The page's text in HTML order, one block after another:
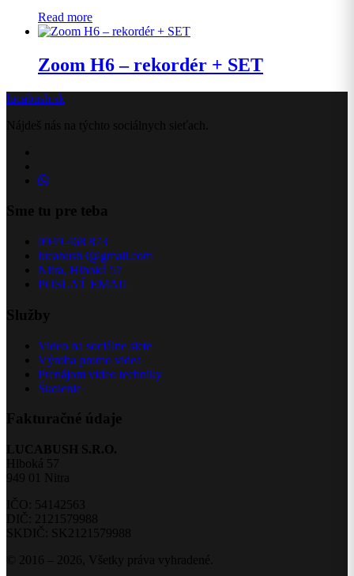
Read more
Zoom H6 – rekordér + SET
lucabush.sk
Nájdeš nás na týchto sociálnych sieťach.
Sme tu pre teba
0949 468 873
lucabush3@gmail.com
Nitra, Hlboká 57
POSLAŤ EMAIL
Služby
Video na sociálne siete
Výroba promo videa
Prenájom video techniky
Školenie
Fakturačné údaje
LUCABUSH S.R.O.
Hlboká 57
949 01 Nitra
IČO: 54142563
DIČ: 2121579988
SKDIČ: SK2121579988
© 2016 – 2026, Všetky práva vyhradené.